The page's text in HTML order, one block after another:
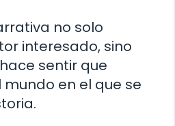
no solo
interesado, sino
sentir que
en el que se